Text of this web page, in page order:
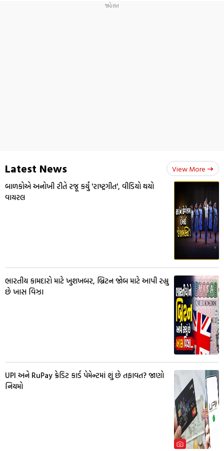
Latest News View More
બાળકોએ અનોખી રીતે રજૂ કર્યું 'રાષ્ટ્રગીત', વીડિયો થયો
વાયરલ
ભારતીય કામદારો માટે ખુશખબર, બ્રિટન જોબ માટે આપી રહ્યુ
છે ખાસ વિઝા
UPI અને RuPay ક્રેડિટ કાર્ડ પેમેન્ટમાં શું છે તફાવત? જાણો
નિયમો